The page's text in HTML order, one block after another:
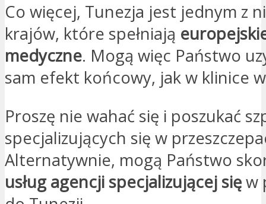
Co więcej, Tunezja jest jednym z
krajów, które spełniają
medyczne. Mogą więc Państwo
sam efekt końcowy, jak w klinice
Proszę nie wahać się i poszukać
specjalizujących się w
Alternatywnie, mogą Państwo
usług agencji specjalizującej sięw